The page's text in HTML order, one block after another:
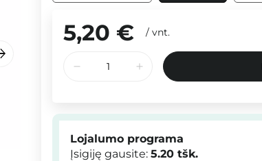
5,20 € / vnt.
Lojalumo programa
Įsigiję gausite: 5.20 tšk.